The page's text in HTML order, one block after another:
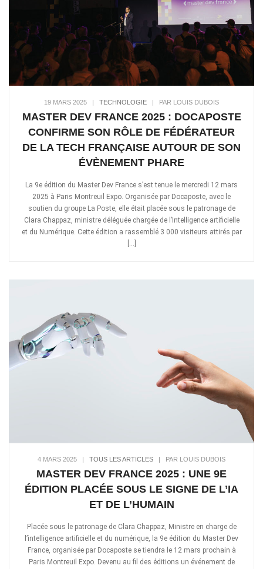
19 MARS 2025 | TECHNOLOGIE | PAR LOUIS DUBOIS
MASTER DEV FRANCE 2025 : DOCAPOSTE
CONFIRME SON RÔLE DE FÉDÉRATEUR
DE LA TECH FRANÇAISE AUTOUR DE SON
ÉVÈNEMENT PHARE
La 9e édition du Master Dev France s’est tenue le mercredi 12 mars
2025 à Paris Montreuil Expo. Organisée par Docaposte, avec le
soutien du groupe La Poste, elle était placée sous le patronage de
Clara Chappaz, ministre déléguée chargée de l’Intelligence artificielle
et du Numérique. Cette édition a rassemblé 3 000 visiteurs attirés par
4 MARS 2025 TOUS LES ARTICLES PAR LOUIS DUBOIS
MASTER DEV FRANCE 2025 : UNE 9E
ÉDITION PLACÉE SOUS LE SIGNE DE L’IA
ET DE L’HUMAIN
Placée sous le patronage de Clara Chappaz, Ministre en charge de
l’intelligence artificielle et du numérique, la 9e édition du Master Dev
France, organisée par Docaposte se tiendra le 12 mars prochain à
Paris Montreuil Expo. Devenu au fil des éditions un événement de